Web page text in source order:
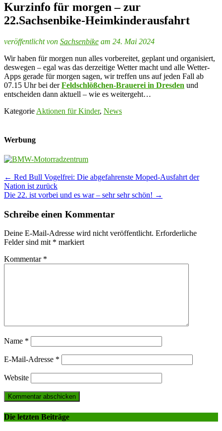
Kurzinfo für morgen – zur
22.Sachsenbike-Heimkinderausfahrt
veröffentlicht von Sachsenbike am 24. Mai 2024
Wir haben für morgen nun alles vorbereitet, geplant und organisiert,
deswegen – egal was das derzeitige Wetter macht und alle Wetter-
Apps gerade für morgen sagen, wir treffen uns auf jeden Fall ab
07.15 Uhr bei derFeldschlößchen-Brauerei in Dresden und
entscheiden dann aktuell – wie es weitergeht…
Kategorie Aktionen für Kinder, News
Werbung
Post
navigation
← Red Bull Vogelfrei: Die abgefahrenste Moped-Ausfahrt der
Nation ist zurück
Die 22. ist vorbei und es war – sehr sehr schön! →
Schreibe einen Kommentar
Deine E-Mail-Adresse wird nicht veröffentlicht. Erforderliche
Felder sind mit * markiert
Kommentar *
Name *
E-Mail-Adresse *
Website
Die letzten Beiträge